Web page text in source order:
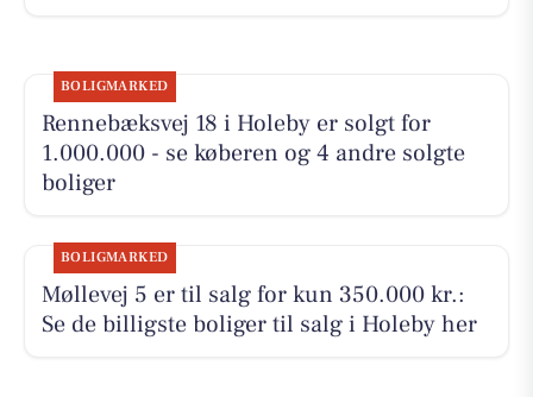
BOLIGMARKED
Rennebæksvej 18 i Holeby er solgt for
1.000.000 - se køberen og 4 andre solgte
boliger
BOLIGMARKED
Møllevej 5 er til salg for kun 350.000 kr.:
Se de billigste boliger til salg i Holeby her